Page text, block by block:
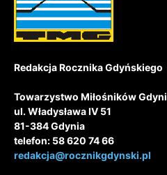
Redakcja Rocznika Gdyńskiego
Towarzystwo Miłośników Gdyni
ul. Władysława IV 51
81-384 Gdynia
telefon: 58 620 74 66
redakcja@rocznikgdynski.pl